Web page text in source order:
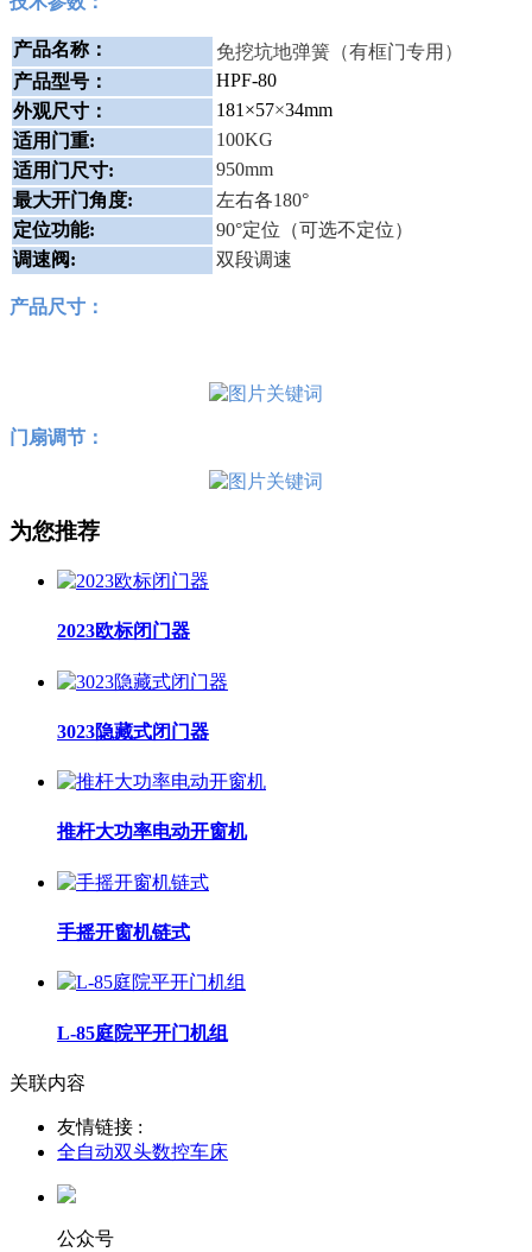
产品名称： 免挖坑地弹簧（有框门专用）
产品型号：
HPF-80
外观尺寸：
181×57×34mm
适用门重:
100KG
适用门尺寸:
950mm
最大开门角度:
左右各180°
定位功能:
90°定位（可选不定位）
调速阀:
双段调速
产品尺寸 ：
门扇调节：
为您推荐
2023欧标闭门器
3023隐藏式闭门器
推杆大功率电动开窗机
手摇开窗机链式
L-85庭院平开门机组
关联内容
友情链接 :
全自动双头数控车床
公众号